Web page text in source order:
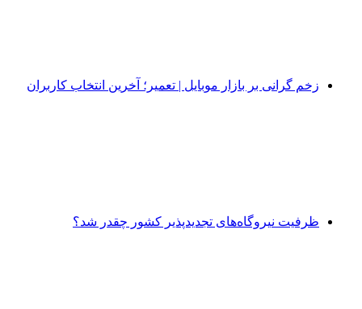
زخم گرانی بر بازار موبایل | تعمیر؛ آخرین انتخاب کاربران
ظرفیت نیروگاه‌های تجدیدپذیر کشور چقدر شد؟